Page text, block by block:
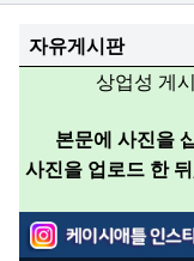
자유게시판
상업성 게
본문에 사진을
사진을 업로드 한